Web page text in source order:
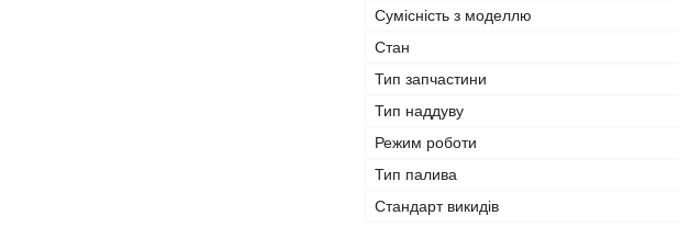
Сумісність з моделлю
Стан
Тип запчастини
Тип наддуву
Режим роботи
Тип палива
Стандарт викидів